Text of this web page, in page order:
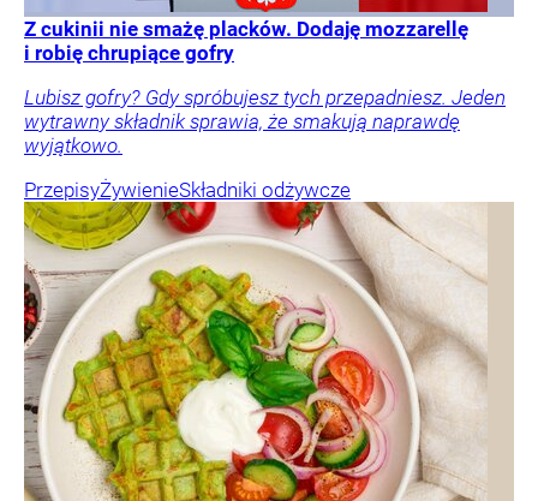
Z cukinii nie smażę placków. Dodaję mozzarellę
i robię chrupiące gofry
Lubisz gofry? Gdy spróbujesz tych przepadniesz. Jeden
wytrawny składnik sprawia, że smakują naprawdę
wyjątkowo.
PrzepisyŻywienieSkładniki odżywcze